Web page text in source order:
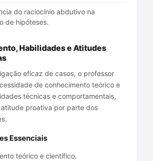
do raciocínio abdutivo na
de hipóteses.
Habilidades e Atitudes
eficaz de casos, o professor
de conhecimento teórico e
técnicas e comportamentais,
proativa por parte dos
Essenciais
teórico e científico.